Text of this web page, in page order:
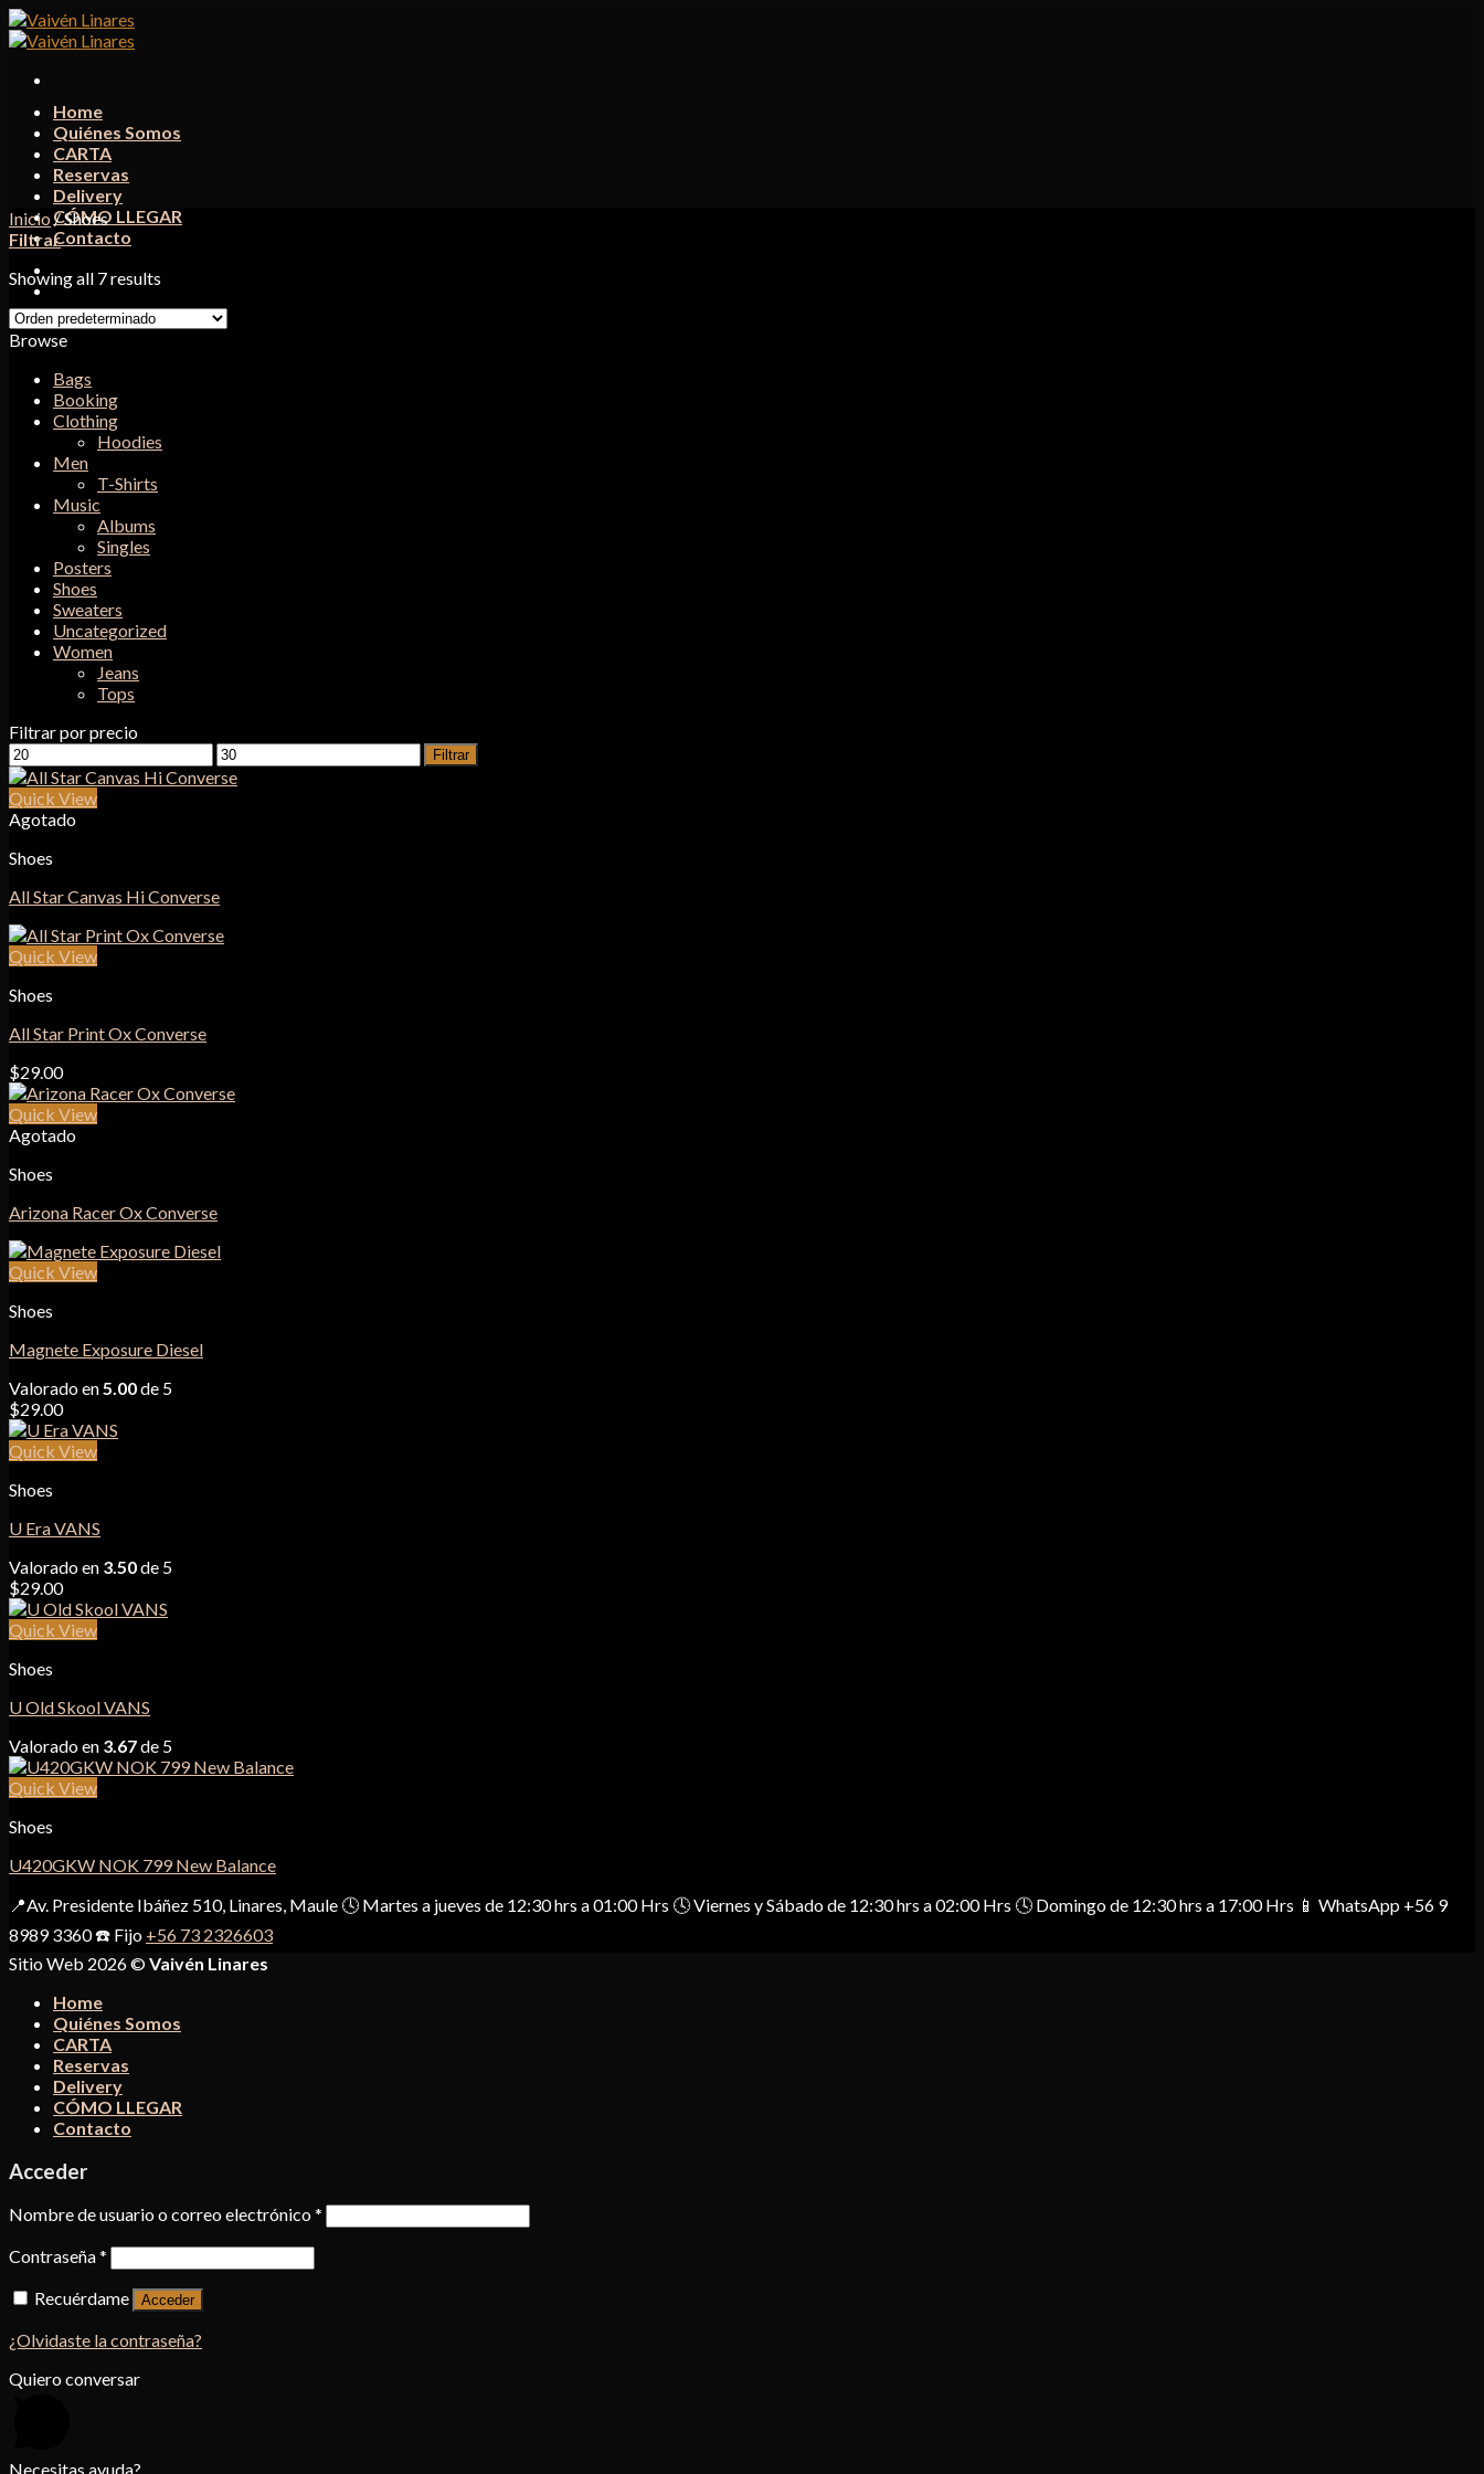
Skip
to
Home
Quiénes Somos
CARTA
Reservas
Delivery
CÓMO LLEGAR
Contacto
Inicio /Shoes
Filtrar
Showing all 7 results
Browse
Bags
Booking
Clothing
Hoodies
Men
T-Shirts
Music
Albums
Singles
Posters
Shoes
Sweaters
Uncategorized
Women
Jeans
Tops
Filtrar por precio
Precio
mínimo
Precio
máximo
Filtrar
Quick View
Agotado
Shoes
All Star Canvas Hi Converse
Quick View
Shoes
All Star Print Ox Converse
$29.00
Quick View
Agotado
Shoes
Arizona Racer Ox Converse
Quick View
Shoes
Magnete Exposure Diesel
Valorado en5.00de 5
$29.00
Quick View
Shoes
U Era VANS
Valorado en 3.50de 5
$29.00
Quick View
Shoes
U Old Skool VANS
Valorado en 3.67de 5
Quick View
Shoes
U420GKW NOK 799 New Balance
📍Av. Presidente Ibáñez 510, Linares, Maule 🕓 Martes a jueves de 12:30 hrs a 01:00 Hrs 🕓 Viernes y Sábado de 12:30 hrs a 02:00 Hrs 🕓 Domingo de 12:30 hrs a 17:00 Hrs 📱 WhatsApp +56 9
8989 3360 ☎️ Fijo +56 73 2326603
Sitio Web 2026 ©Vaivén Linares
Home
Quiénes Somos
CARTA
Reservas
Delivery
CÓMO LLEGAR
Contacto
Acceder
Nombre de usuario o correo electrónico*
Contraseña*
Recuérdame
Acceder
¿Olvidaste la contraseña?
Quiero conversar
Necesitas ayuda?